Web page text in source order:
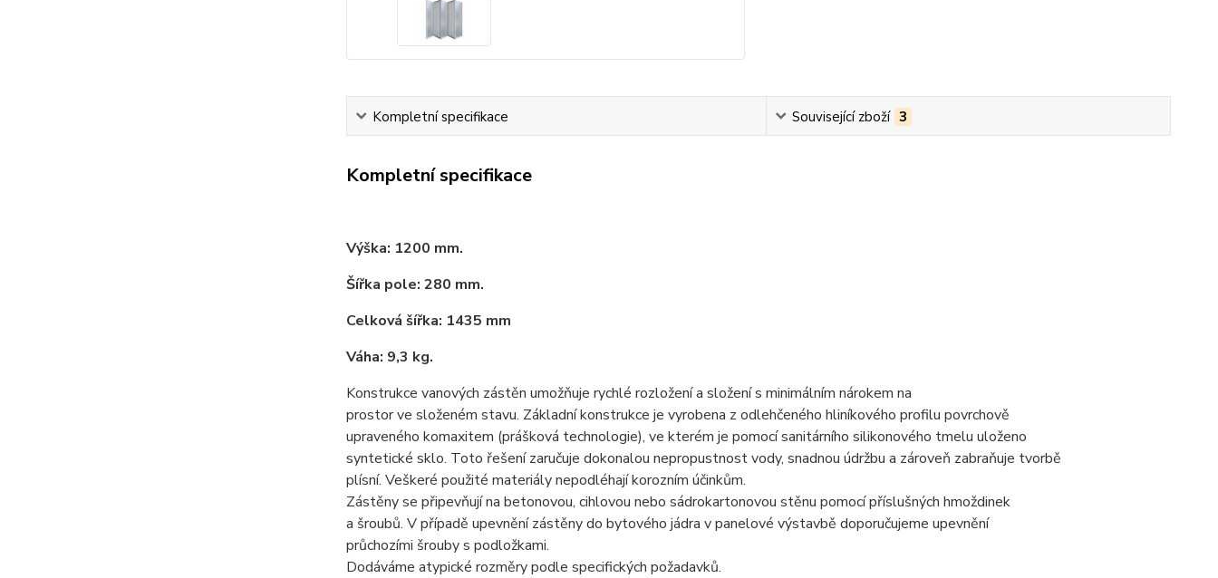
Kompletní specifikace Související zboží 3
Kompletní specifikace
Výška: 1200 mm.
Šířka pole: 280 mm.
Celková šířka: 1435 mm
Váha: 9,3 kg.
Konstrukce vanových zástěn umožňuje rychlé rozložení a složení s minimálním nárokem na
prostor ve složeném stavu. Základní konstrukce je vyrobena z odlehčeného hliníkového profilu povrchově
upraveného komaxitem (prášková technologie), ve kterém je pomocí sanitárního silikonového tmelu uloženo
syntetické sklo. Toto řešení zaručuje dokonalou nepropustnost vody, snadnou údržbu a zároveň zabraňuje tvorbě
plísní. Veškeré použité materiály nepodléhají korozním účinkům.
Zástěny se připevňují na betonovou, cihlovou nebo sádrokartonovou stěnu pomocí příslušných hmoždinek
a šroubů. V případě upevnění zástěny do bytového jádra v panelové výstavbě doporučujeme upevnění
průchozími šrouby s podložkami.
Dodáváme atypické rozměry podle specifických požadavků.